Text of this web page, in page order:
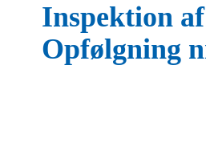
Inspektion
Opfølgning